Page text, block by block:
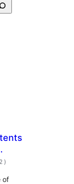
classificações
)
of